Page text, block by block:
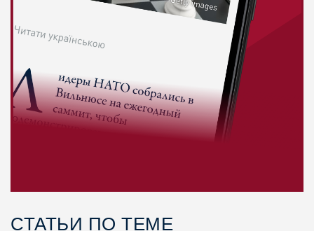
СТАТЬИ ПО ТЕМЕ